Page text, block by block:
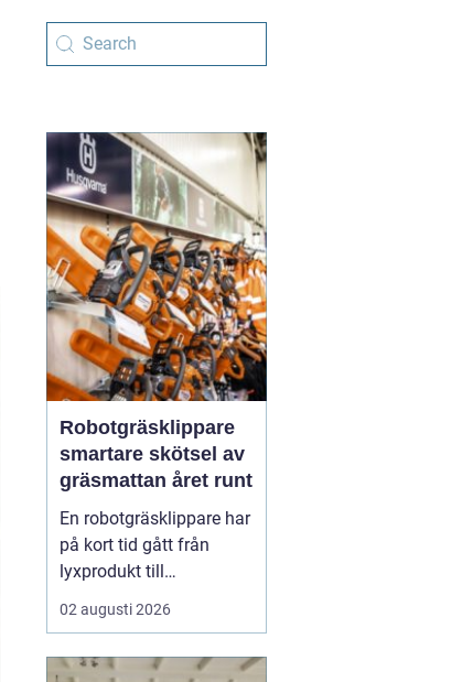
Robotgräsklippare
smartare skötsel av
gräsmattan året runt
En robotgräsklippare har
på kort tid gått från
lyxprodukt till
vardagsverktyg i många
trädgårdar. Allt fler ser
klipper gräset själv, ofta
02 augusti 2026